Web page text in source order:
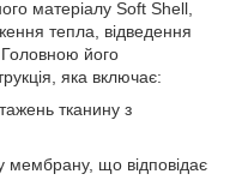
матеріалу Soft Shell,
тепла, відведення
Головною його
яка включає:
тканину з
що відповідає